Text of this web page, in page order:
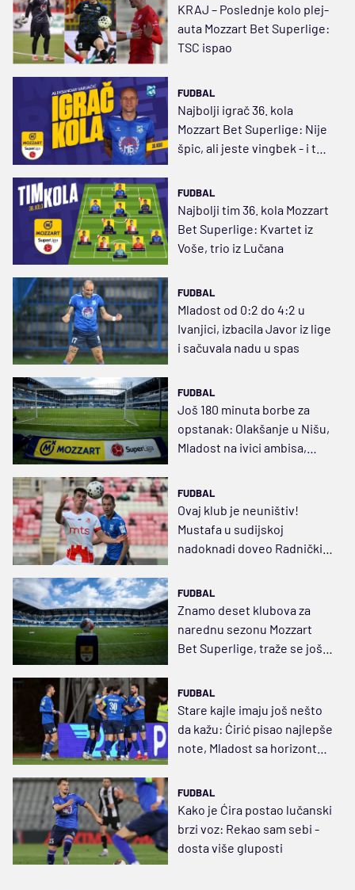
KRAJ – Poslednje kolo plej-
auta Mozzart Bet Superlige:
TSC ispao
FUDBAL
Najbolji igrač 36. kola
Mozzart Bet Superlige: Nije
špic, ali jeste vingbek - i to, i
FUDBAL
Najbolji tim 36. kola Mozzart
Bet Superlige: Kvartet iz
Voše, trio iz Lučana
FUDBAL
Mladost od 0:2 do 4:2 u
Ivanjici, izbacila Javor iz lige
i sačuvala nadu u spas
FUDBAL
Još 180 minuta borbe za
opstanak: Olakšanje u Nišu,
Mladost na ivici ambisa,
FUDBAL
Ovaj klub je neuništiv!
Mustafa u sudijskoj
nadoknadi doveo Radnički
FUDBAL
Znamo deset klubova za
narednu sezonu Mozzart
Bet Superlige, traže se još
FUDBAL
Stare kajle imaju još nešto
da kažu: Ćirić pisao najlepše
note, Mladost sa horizonta
FUDBAL
Kako je Ćira postao lučanski
brzi voz: Rekao sam sebi -
dosta više gluposti